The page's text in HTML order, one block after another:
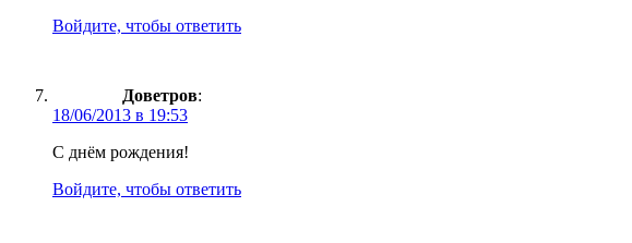
Войдите, чтобы ответить
Доветров:
18/06/2013 в 19:53
С днём рождения!
Войдите, чтобы ответить